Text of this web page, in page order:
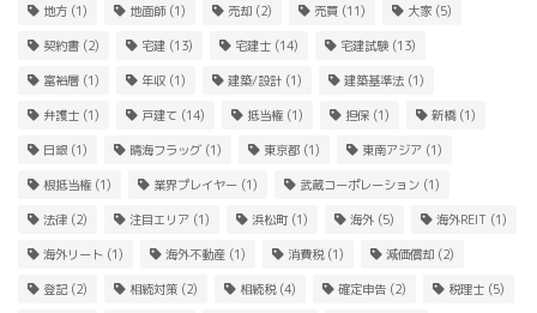
地方 (1) 地面師 (1) 売却 (2) 売買 (11) 大家 (5)
契約書 (2) 宅建 (13) 宅建士 (14) 宅建試験 (13)
富裕層 (1) 年収 (1) 建築/設計 (1) 建築基準法 (1)
弁護士 (1) 戸建て (14) 抵当権 (1) 担保 (1) 新橋(1)
日銀 (1) 晴海フラッグ (1) 東京都 (1) 東南アジア (1)
根抵当権 (1) 業界プレイヤー (1) 武蔵コーポレーション (1)
法律 (2) 注目エリア (1) 浜松町 (1) 海外 (5) 海外REIT (1)
海外リート (1) 海外不動産 (1) 消費税(1) 減価償却 (2)
登記(2) 相続対策 (2) 相続税(4) 確定申告 (2) 税理士 (5)